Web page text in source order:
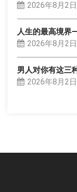
2026年8月2日
人生的最高境界
2026年8月2日
男人对你有这三
2026年8月2日